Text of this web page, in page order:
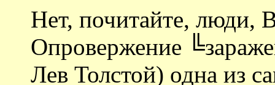
Нет, почитайте, люди,
Опровержение
Лев Толстой) одна из